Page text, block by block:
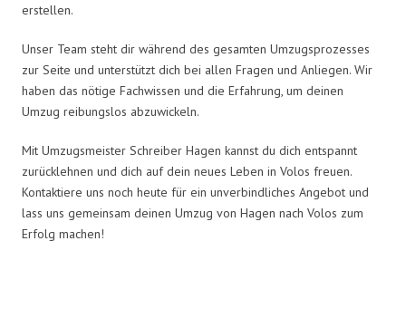
erstellen.
Unser Team steht dir während des gesamten Umzugsprozesses
zur Seite und unterstützt dich bei allen Fragen und Anliegen. Wir
haben das nötige Fachwissen und die Erfahrung, um deinen
Umzug reibungslos abzuwickeln.
Mit Umzugsmeister Schreiber Hagen kannst du dich entspannt
zurücklehnen und dich auf dein neues Leben in Volos freuen.
Kontaktiere uns noch heute für ein unverbindliches Angebot und
lass uns gemeinsam deinen Umzug von Hagen nach Volos zum
Erfolg machen!